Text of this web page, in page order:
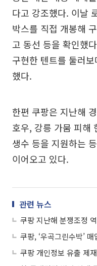
다고 강조했다. 이날
박스를 직접 개봉해
고 동선 등을 확인했
구현한 텐트를 둘러
했다.
한편 쿠팡은 지난해
호우, 강릉 가뭄 피해
생수 등을 지원하는
이어오고 있다.
관련 뉴스
쿠팡 개인정보 유출 제